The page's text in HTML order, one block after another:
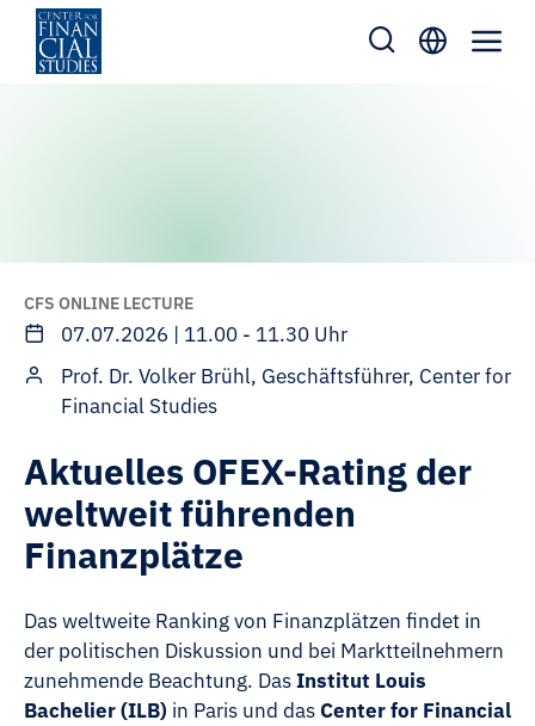
Zum
Inhalt
springen
CFS ONLINE LECTURE
07.07.2026 | 11.00 - 11.30 Uhr
Prof. Dr. Volker Brühl, Geschäftsführer, Center for
Financial Studies
Aktuelles OFEX-Rating der
weltweit führenden
Finanzplätze
Das weltweite Ranking von Finanzplätzen findet in
der politischen Diskussion und bei Marktteilnehmern
zunehmende Beachtung. DasInstitut Louis
Bachelier (ILB) in Paris und dasCenter for Financial